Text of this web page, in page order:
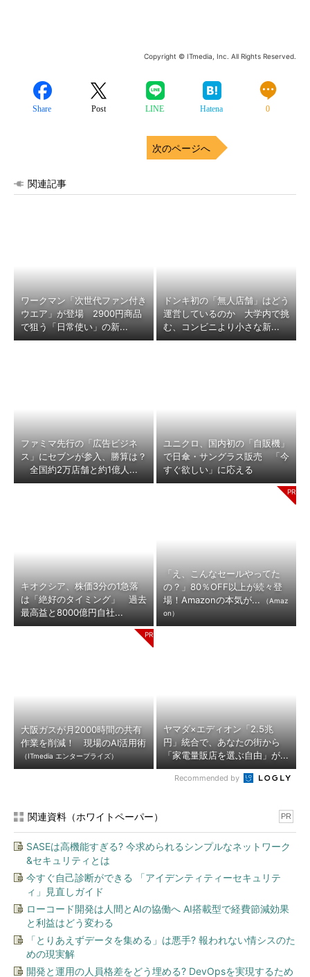
Copyright © ITmedia, Inc. All Rights Reserved.
Share Post LINE Hatena 0
次のページへ
関連記事
ワークマン「次世代ファン付き
ウエア」が登場 2900円商品
で狙う「日常使い」の新...
ドンキ初の「無人店舗」はどう
運営しているのか 大学内で挑
む、コンビニより小さな新...
ファミマ先行の「広告ビジネ
ス」にセブンが参入、勝算は？
全国約2万店舗と約1億人...
ユニクロ、国内初の「自販機」
で日傘・サングラス販売 「今
すぐ欲しい」に応える
キオクシア、株価3分の1急落
は「絶好のタイミング」 過去
最高益と8000億円自社...
「え、こんなセールやってた
の？」80％OFF以上が続々登
場！Amazonの本気が...
（Amaz
on）
大阪ガスが月2000時間の共有
作業を削減！ 現場のAI活用術
（ITmedia エンタープライズ）
ヤマダ×エディオン「2.5兆
円」統合で、あなたの街から
「家電量販店を選ぶ自由」が...
Recommended by
関連資料（ホワイトペーパー） PR
SASEは高機能すぎる? 今求められるシンプルなネットワーク
&セキュリティとは
今すぐ自己診断ができる 「アイデンティティーセキュリテ
ィ」見直しガイド
ローコード開発は人間とAIの協働へ AI搭載型で経費節減効果
と利益はどう変わる
「とりあえずデータを集める」は悪手? 報われない情シスのた
めの現実解
開発と運用の人員格差をどう埋める? DevOpsを実現するため